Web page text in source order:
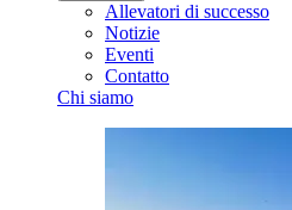
Allevatori di successo
Notizie
Eventi
Contatto
Chi siamo